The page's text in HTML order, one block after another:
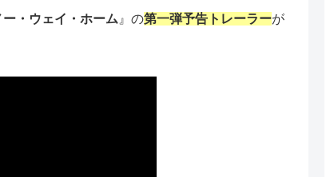
・ウェイ・ホーム 』の第一弾予告トレーラーが